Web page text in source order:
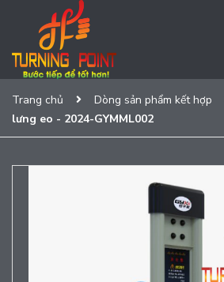
Trang chủ Dòng sản phẩm kết hợp
lưng eo - 2024-GYMML002